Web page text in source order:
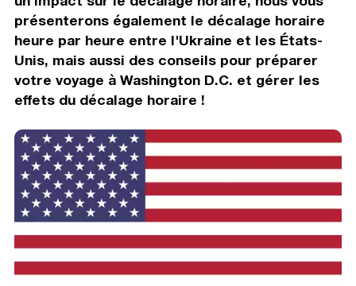
présenterons également le décalage horaire
heure par heure entre l'Ukraine et les États-
Unis, mais aussi des conseils pour préparer
votre voyage à Washington D.C. et gérer les
effets du décalage horaire !